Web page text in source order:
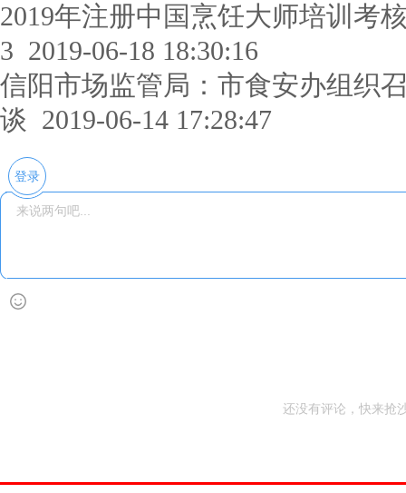
2019年注册中国烹饪大师培训考
3 2019-06-18 18:30:16
信阳市场监管局：市食安办组织
谈 2019-06-14 17:28:47
登录
还没有评论，快来抢